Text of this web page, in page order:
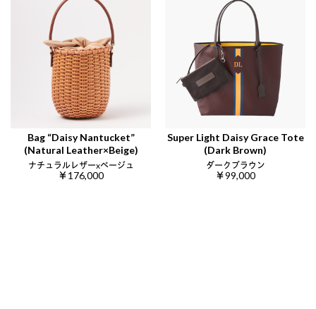
Bag “Daisy Nantucket”
(Natural Leather×Beige)
ナチュラルレザーxベージュ
￥176,000
Super Light Daisy Grace Tote
(Dark Brown)
ダークブラウン
￥99,000